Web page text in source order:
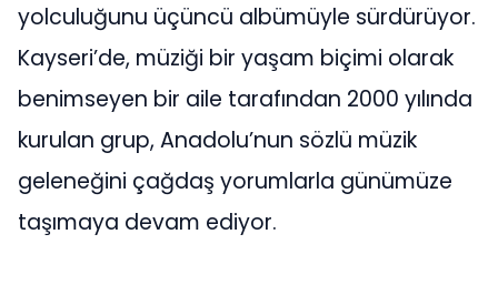
yolculuğunu üçüncü albümüyle sürdürüyor.
Kayseri’de, müziği bir yaşam biçimi olarak
benimseyen bir aile tarafından 2000 yılında
kurulan grup, Anadolu’nun sözlü müzik
geleneğini çağdaş yorumlarla günümüze
taşımaya devam ediyor.